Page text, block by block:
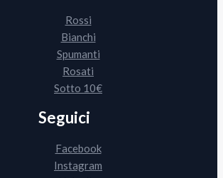
Rossi
Bianchi
Spumanti
Rosati
Sotto 10€
Seguici
Facebook
Instagram